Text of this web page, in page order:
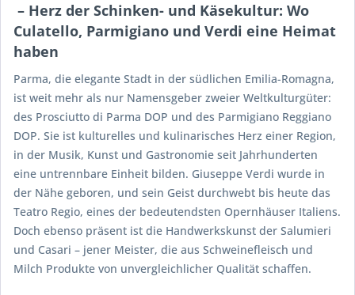
– Herz der Schinken- und Käsekultur: Wo
Culatello, Parmigiano und Verdi eine Heimat
haben
Parma, die elegante Stadt in der südlichen Emilia-Romagna,
ist weit mehr als nur Namensgeber zweier Weltkulturgüter:
des Prosciutto di Parma DOP und des Parmigiano Reggiano
DOP. Sie ist kulturelles und kulinarisches Herz einer Region,
in der Musik, Kunst und Gastronomie seit Jahrhunderten
eine untrennbare Einheit bilden. Giuseppe Verdi wurde in
der Nähe geboren, und sein Geist durchwebt bis heute das
Teatro Regio, eines der bedeutendsten Opernhäuser Italiens.
Doch ebenso präsent ist die Handwerkskunst der Salumieri
und Casari – jener Meister, die aus Schweinefleisch und
Milch Produkte von unvergleichlicher Qualität schaffen.